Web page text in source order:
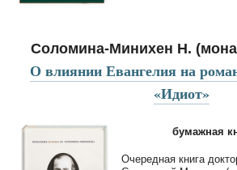
Соломина-Минихен Н.
О влиянии Евангелия на
«Идиот»
бумажная
Очередная книга